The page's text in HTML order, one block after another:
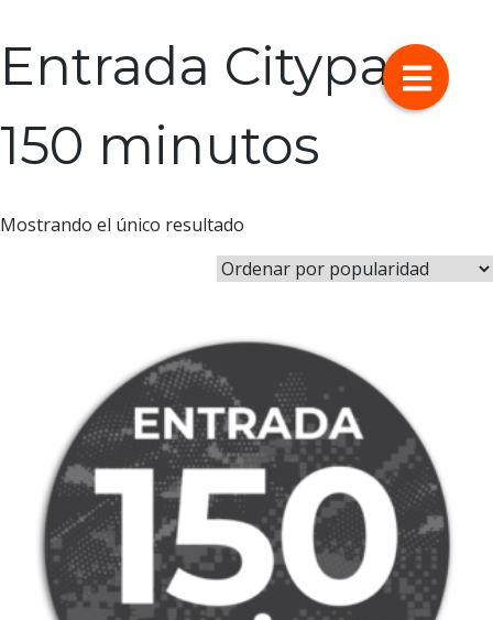
content
Entrada Citypark
150 minutos
Mostrando el único resultado